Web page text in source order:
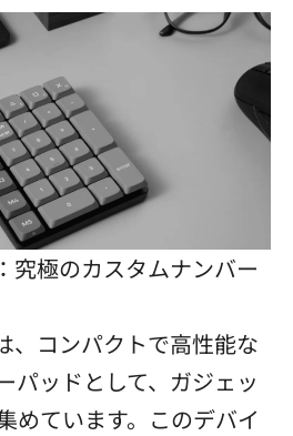
究極のカスタムナンバー
、コンパクトで高性能な
パッドとして、ガジェッ
めています。このデバイ